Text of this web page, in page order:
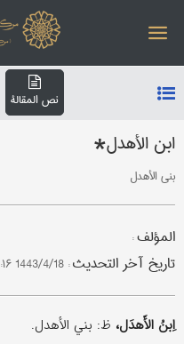
نص المقالة
ابن الأهدل*
بني الأهدل
المؤلف:
تاریخ آخر التحدیث: 1443/4/18 ۱۲:۴۹:۱۶
اِبنُ الأَهدَل، ظ: بني الأهدل.